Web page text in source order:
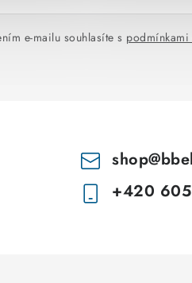
e-mailu souhlasíte s
shop@
+420